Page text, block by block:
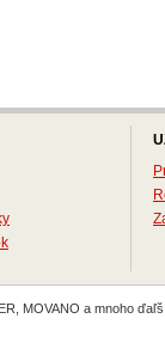
MOVANO a mnoho